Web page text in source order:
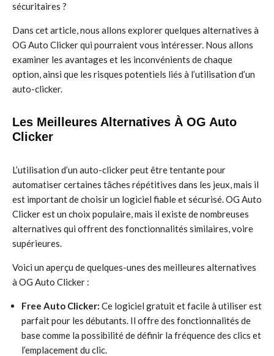
sécuritaires ?
Dans cet article, nous allons explorer quelques alternatives à
OG Auto Clicker qui pourraient vous intéresser. Nous allons
examiner les avantages et les inconvénients de chaque
option, ainsi que les risques potentiels liés à l’utilisation d’un
auto-clicker.
Les Meilleures Alternatives À OG Auto
Clicker
L’utilisation d’un auto-clicker peut être tentante pour
automatiser certaines tâches répétitives dans les jeux, mais il
est important de choisir un logiciel fiable et sécurisé. OG Auto
Clicker est un choix populaire, mais il existe de nombreuses
alternatives qui offrent des fonctionnalités similaires, voire
supérieures.
Voici un aperçu de quelques-unes des meilleures alternatives
à OG Auto Clicker :
Free Auto Clicker: Ce logiciel gratuit et facile à utiliser est
parfait pour les débutants. Il offre des fonctionnalités de
base comme la possibilité de définir la fréquence des clics et
l’emplacement du clic.